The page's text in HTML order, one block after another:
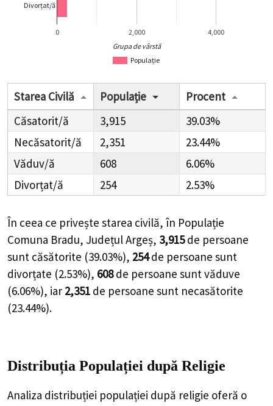
Populație
0 2,000 4,000
Divorțat/ă
Grupa de vârstă
Starea Civilă Populație
Procent
Căsatorit/ă
3,915
39.03%
Necăsatorit/ă
2,351
23.44%
Văduv/ă
608
6.06%
Divorțat/ă
254 2.53%
În ceea ce privește starea civilă, în Populație
Comuna Bradu, Județul Argeș, 3,915 de persoane
sunt căsătorite (39.03%), 254 de persoane sunt
divorțate (2.53%), 608 de persoane sunt văduve
(6.06%), iar 2,351 de persoane sunt necasătorite
(23.44%).
Distribuția Populației după Religie
Analiza distribuției populației după religie oferă o